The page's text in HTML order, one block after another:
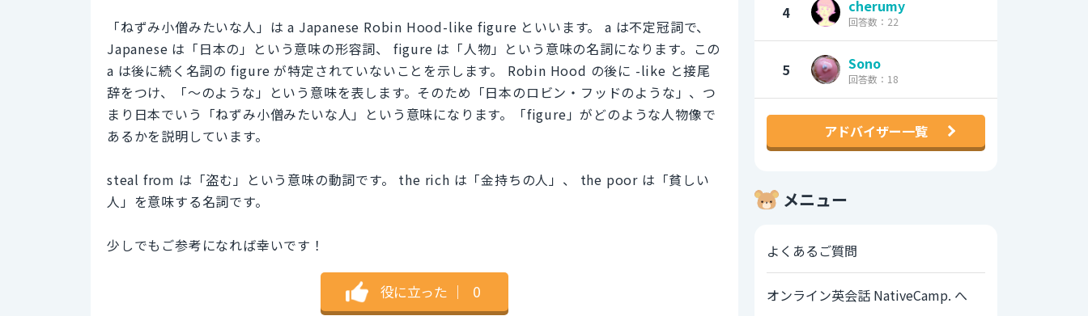
「ねずみ小僧みたいな人」は a Japanese Robin Hood-like figure といいます。 a は不定冠詞で、
Japanese は「日本の」という意味の形容詞、 figure は「人物」という意味の名詞になります。この
a は後に続く名詞の figure が特定されていないことを示します。 Robin Hood の後に -like と接尾
辞をつけ、「～のような」という意味を表します。そのため「日本のロビン・フッドのような」、つ
まり日本でいう「ねずみ小僧みたいな人」という意味になります。「figure」がどのような人物像で
あるかを説明しています。
steal from は「盗む」という意味の動詞です。 the rich は「金持ちの人」、 the poor は「貧しい
人」を意味する名詞です。
少しでもご参考になれば幸いです！
役に立った ｜ 0
4 cherumy
回答数：22
5 Sono
回答数：18
アドバイザー一覧
メニュー
よくあるご質問
オンライン英会話 NativeCamp. へ